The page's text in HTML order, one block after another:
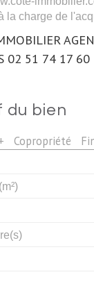
la charge de
02 51 74 17 60
du bien
Copropriété